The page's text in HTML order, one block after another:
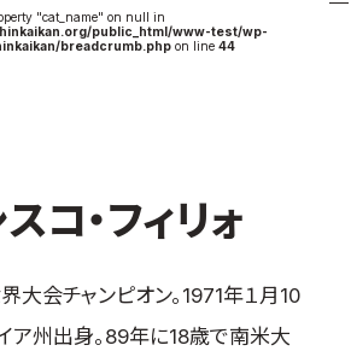
試合規則
会員制度
取材のお申し込み
"cat_name" on null in
public_html/www-test/wp-
breadcrumb.php on line 44
コ・フィリォ
大会チャンピオン。1971年１月10
イア州出身。89年に18歳で南米大